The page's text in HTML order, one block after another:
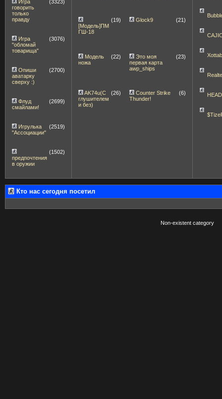
Игра
говорить
только
правду
(3323)
Игра
"обломай
товарища"
(3076)
Опиши
аватарку
сверху :)
(2700)
Флуд
смайлами!
(2699)
Игрулька
"Ассоциации"
(2519)
предпочтения
в оружии
(1502)
[Модель]ПМ
ГШ-18
(19) Glock9 (21)
Модель
ножа
(22)
Это моя
первая карта
awp_ships
(23)
AK74u(С
глушителем
и без)
(26)
Counter Strike
Thunder!
(6)
Кто нас сегодня посетил
Non-existent category